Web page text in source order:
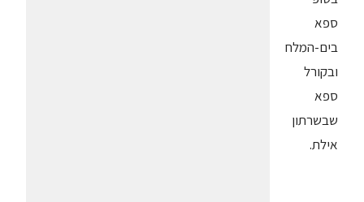
ספא
בים-המלח
ובקורל
ספא
שבשרתון
אילת.